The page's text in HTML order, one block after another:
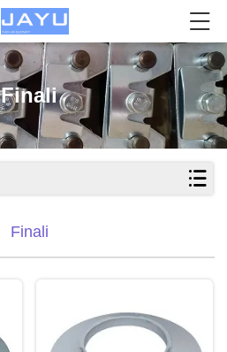
Finali
Finali